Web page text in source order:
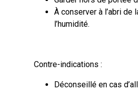
À conserver à l’abri de
l’humidité.
Contre-indications :
Déconseillé en cas